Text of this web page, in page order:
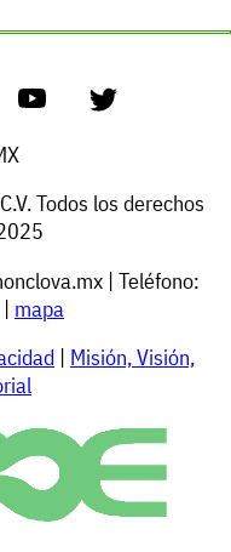
Todos los derechos
| Teléfono:
| mapa
| Misión, Visión,